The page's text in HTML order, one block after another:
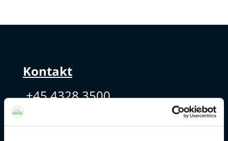
Kontakt
+45 4328 3500